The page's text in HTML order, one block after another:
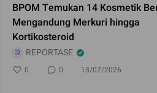
BPOM Temukan 14 Kosmetik
Mengandung Merkuri hingga
Kortikosteroid
REPORTASE
0 0 13/07/2026